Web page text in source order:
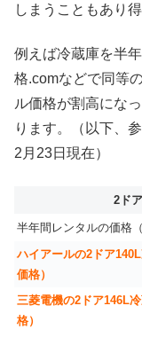
しまうこともあり
例えば冷蔵庫を半
格.comなどで同等
ル価格が割高にな
ります。（以下、
2月23日現在）
2ド
半年間レンタルの価格（
ハイアールの2ドア
価格）
三菱電機の2ドア146L
格）